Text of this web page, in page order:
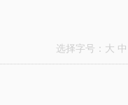
选择字号： 大 中